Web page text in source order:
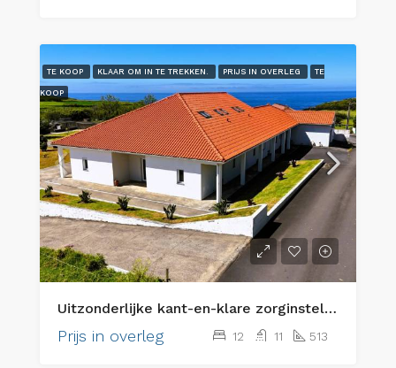
TE KOOP KLAAR OM IN TE TREKKEN. PRIJS IN OVERLEG TE
KOOP
Uitzonderlijke kant-en-klare zorginstelling voor senioren & eersteklas vastgoedbelegging
Prijs in overleg 12 11 513